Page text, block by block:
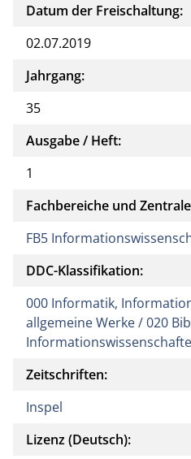
Datum der Freischaltung:
02.07.2019
Jahrgang:
35
Ausgabe / Heft:
1
Fachbereiche und
FB5
DDC-Klassifikation:
000 Informatik,
allgemeine Werke / 020
Zeitschriften:
Inspel
Lizenz (Deutsch):